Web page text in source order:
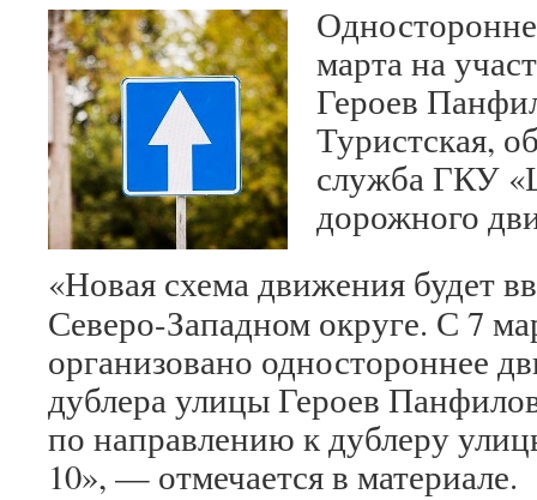
марта на
Героев
Туристская,
служба ГКУ
дорожного
«Новая схема движения будет
Северо-Западном округе. С 7
организовано одностороннее
дублера улицы Героев
по направлению к дублеру
10», — отмечается в материале.